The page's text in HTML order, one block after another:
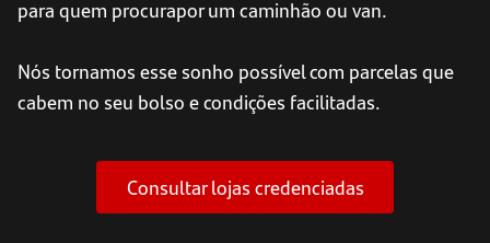
para quem procurapor um caminhão ou van.
Nós tornamos esse sonho possível com parcelas que
cabem no seu bolso e condições facilitadas.
Consultar lojas credenciadas